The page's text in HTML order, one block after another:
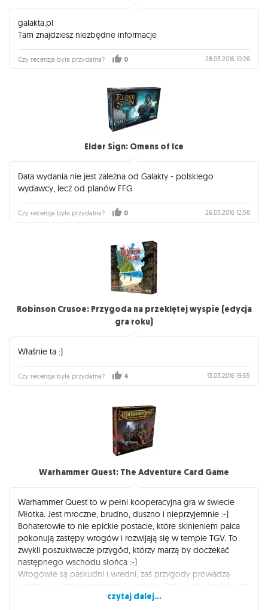
galakta.pl
Tam znajdziesz niezbędne informacje
Czy recenzja była przydatna? 0 28.03.2016 10:26
Elder Sign: Omens of Ice
Data wydania nie jest zależna od Galakty - polskiego
wydawcy, lecz od planów FFG
Czy recenzja była przydatna? 0 26.03.2016 12:58
Robinson Crusoe: Przygoda na przeklętej wyspie (edycja
gra roku)
Właśnie ta :)
Czy recenzja była przydatna? 4 13.03.2016 19:55
Warhammer Quest: The Adventure Card Game
Warhammer Quest to w pełni kooperacyjna gra w świecie
Młotka. Jest mroczne, brudno, duszno i nieprzyjemnie :-)
Bohaterowie to nie epickie postacie, które skinieniem palca
pokonują zastępy wrogów i rozwijają się w tempie TGV. To
zwykli poszukiwacze przygód, którzy marzą by doczekać
następnego wschodu słońca :-)
Wrogowie są paskudni i wredni, zaś przygody prowadzą
system rund i rosnącego zagrożenia zmusza do optymalizacji
czytaj dalej...